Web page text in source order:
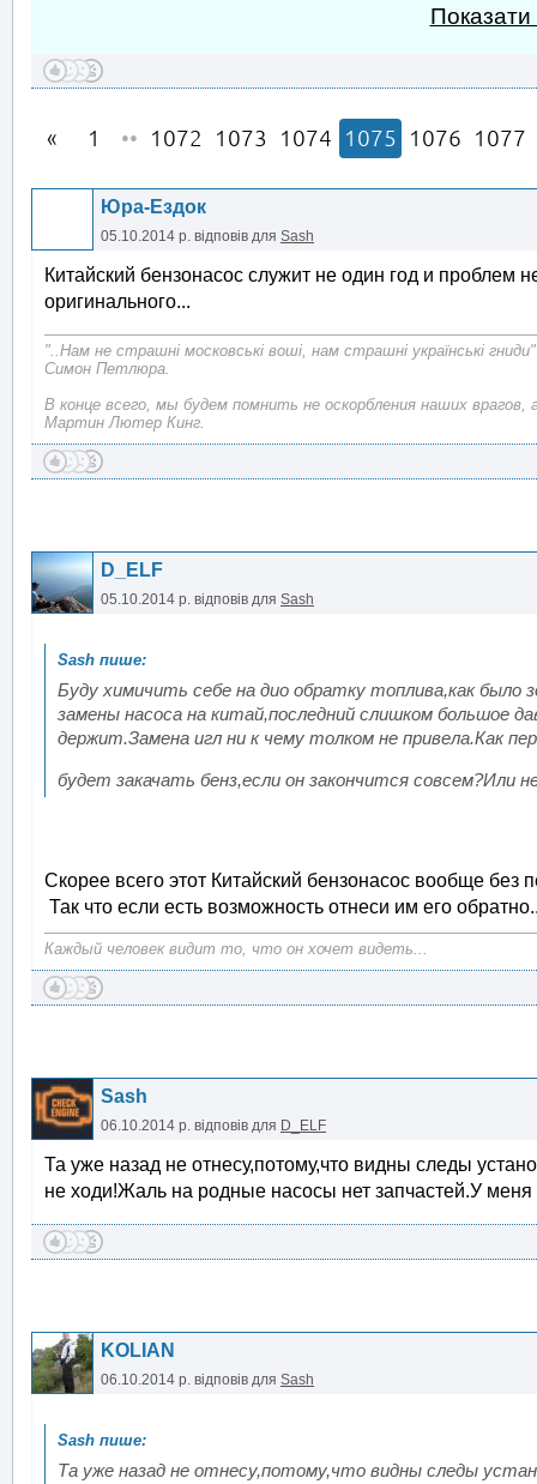
Показати
1 •• 1072 1073 1074 1075 1076 1077
Юра-Ездок
05.10.2014 р. відповів для Sash
Китайский бензонасос служит не один год и проблем
оригинального...
"..Нам не страшні московські воші, нам страшні українські гниди"
Симон Петлюра.
В конце всего, мы будем помнить не оскорбления наших врагов,
Мартин Лютер Кинг.
D_ELF
05.10.2014 р. відповів для Sash
Буду химичить себе на дио обратку топлива,как было
замены насоса на китай,последний слишком большое
держит.Замена игл ни к чему толком не привела.Как
будет закачать бенз,если он закончится
Скорее всего этот Китайский бензонасос вообще без
Так что если есть возможность отнеси им его
Каждый человек видит то, что он хочет видеть...
Sash
06.10.2014 р. відповів для D_ELF
Та уже назад не отнесу,потому,что видны следы
не ходи!Жаль на родные насосы нет запчастей.У
KOLIAN
06.10.2014 р. відповів для Sash
Та уже назад не отнесу,потому,что видны следы